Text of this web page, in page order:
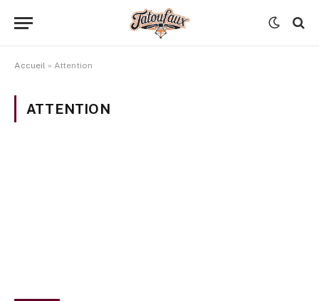
Accueil » Attention
ATTENTION